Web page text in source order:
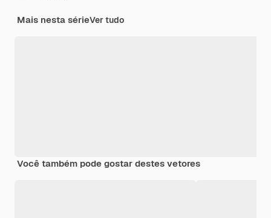
Mais nesta sérieVer tudo
Você também pode gostar destes vetores